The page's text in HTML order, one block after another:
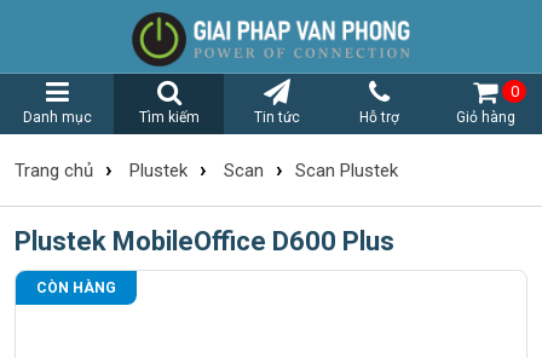
Danh mục Tìm kiếm Tin tức Hỗ trợ Giỏ hàng
0
Trang chủ › Plustek › Scan › Scan Plustek
Plustek MobileOffice D600 Plus
CÒN HÀNG